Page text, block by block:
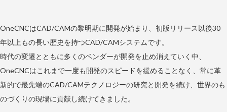
OneCNCはCAD/CAMの黎明期に開発が始まり、初版リリース以後30
年以上もの長い歴史を持つCAD/CAMシステムです。
時代の変遷とともに多くのベンダーが開発を止め消えていく中、
OneCNCはこれまで一度も開発のスピードを緩めることなく、常に革
新的で最先端のCAD/CAMテクノロジーの研究と開発を続け、世界のも
のづくりの現場に貢献し続けてきました。